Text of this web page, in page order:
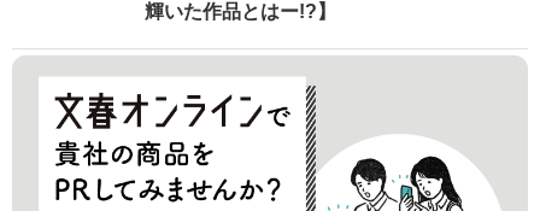
輝いた作品とはー!?】